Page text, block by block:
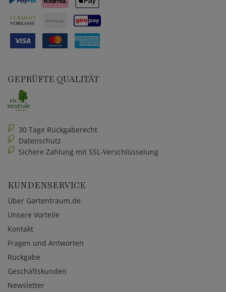
GEPRÜFTE QUALITÄT
30 Tage Rückgaberecht
Datenschutz
Sichere Zahlung mit SSL-Verschlüsselung
KUNDENSERVICE
Über Gartentraum.de
Unsere Vorteile
Kontakt
Fragen und Antworten
Rückgabe
Geschäftskunden
Newsletter